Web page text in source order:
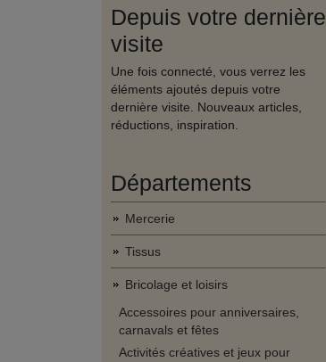
Depuis votre dernière
visite
Une fois connecté, vous verrez les
éléments ajoutés depuis votre
dernière visite. Nouveaux articles,
réductions, inspiration.
Départements
Mercerie
Tissus
Bricolage et loisirs
Accessoires pour anniversaires,
carnavals et fêtes
Activités créatives et jeux pour